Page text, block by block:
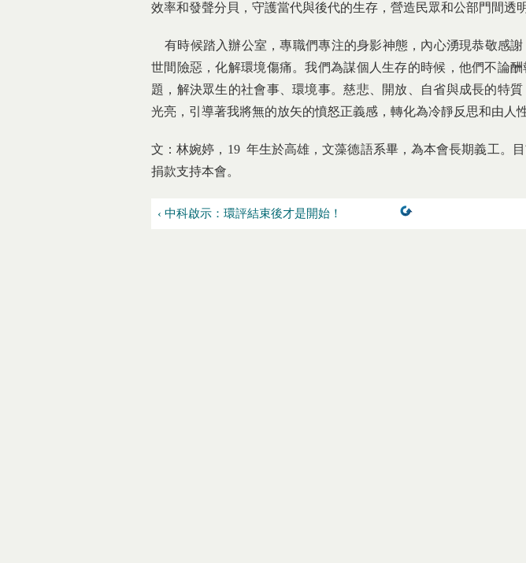
效率和發聲分貝，守護當代與後代的生存，營造民眾和公部門間透
有時候踏入辦公室，專職們專注的身影神態，內心湧現恭敬感
世間險惡，化解環境傷痛。我們為謀個人生存的時候，他們不論
題，解決眾生的社會事、環境事。慈悲、開放、自省與成長的特
光亮，引導著我將無的放矢的憤怒正義感，轉化為冷靜反思和由人
文：林婉婷，19 年生於高雄，文藻德語系畢，為本會長期義工。
捐款支持本會。
‹ 中科啟示：環評結束後才是開始！